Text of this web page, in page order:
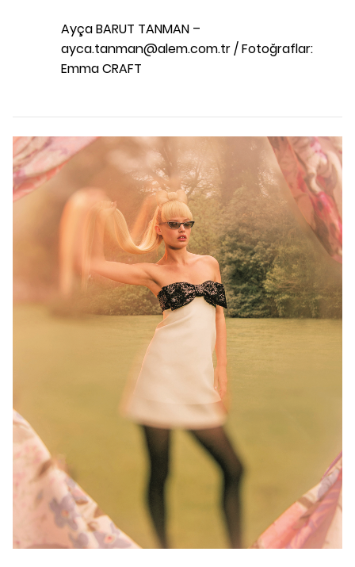
Ayça BARUT TANMAN –
ayca.tanman@alem.com.tr / Fotoğraflar:
Emma CRAFT